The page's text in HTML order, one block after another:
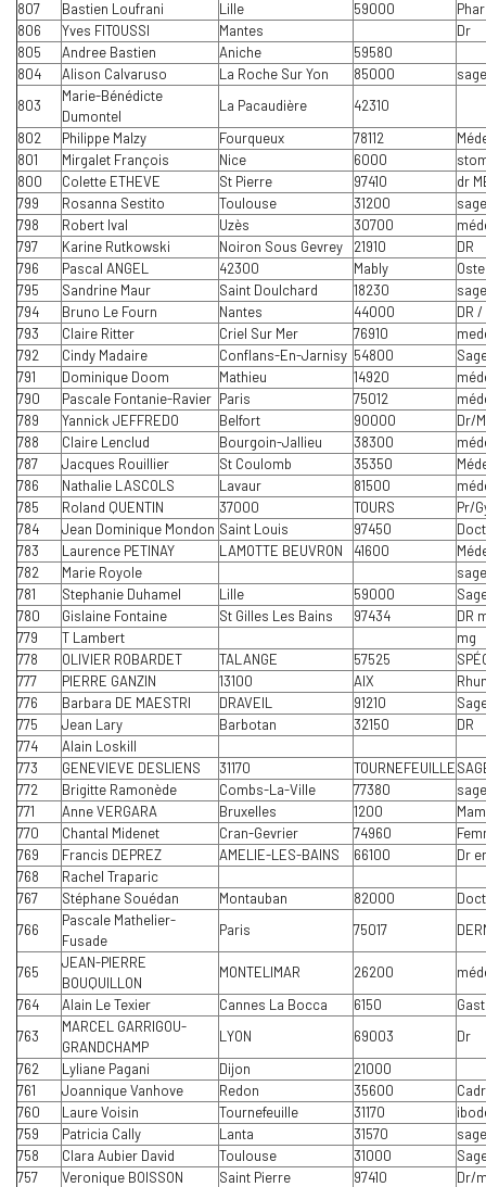
807 Bastien Loufrani Lille 59000
806
Yves FITOUSSI Mantes
Dr
805
Andree Bastien Aniche
59580
804
Alison Calvaruso La Roche Sur Yon 85000
803
Marie-Bénédicte
Dumontel
La Pacaudière
42310
802
Philippe Malzy Fourqueux 78112
801
Mirgalet François Nice 6000
800
Colette ETHEVE St Pierre 97410
dr
799
Rosanna Sestito Toulouse 31200
798
Robert Ival Uzès 30700
797
Karine Rutkowski Noiron Sous Gevrey 21910
DR
796
Pascal ANGEL 42300 Mably
795
Sandrine Maur Saint Doulchard 18230
794
Bruno Le Fourn Nantes 44000
DR
793
Claire Ritter Criel Sur Mer 76910
792
Cindy Madaire Conflans-En-Jarnisy 54800
791
Dominique Doom Mathieu 14920
790
Pascale Fontanie-Ravier Paris 75012
789
Yannick JEFFREDO Belfort 90000
Dr/
788
Claire Lenclud Bourgoin-Jallieu 38300
787
Jacques Rouillier St Coulomb 35350
786
Nathalie LASCOLS Lavaur 81500
785
Roland QUENTIN 37000 TOURS
Pr/
784
Jean Dominique Mondon Saint Louis 97450
783
Laurence PETINAY LAMOTTE BEUVRON 41600
782
Marie Royole
781
Stephanie Duhamel Lille 59000
780
Gislaine Fontaine St Gilles Les Bains 97434
DR
779
T Lambert
mg
778
OLIVIER ROBARDET TALANGE 57525
777
PIERRE GANZIN 13100 AIX
776
Barbara DE MAESTRI DRAVEIL 91210
775
Jean Lary Barbotan 32150
DR
774
Alain Loskill
773
GENEVIEVE DESLIENS 31170 TOURNEFEUILLE
772
Brigitte Ramonède Combs-La-Ville 77380
771
Anne VERGARA Bruxelles 1200
770
Chantal Midenet Cran-Gevrier 74960
769
Francis DEPREZ AMELIE-LES-BAINS 66100
Dr
768
Rachel Traparic
767
Stéphane Souédan Montauban 82000
766
Pascale Mathelier-
Fusade
Paris 75017
765
JEAN-PIERRE
BOUQUILLON
MONTELIMAR 26200
764
Alain Le Texier Cannes La Bocca 6150
763
MARCEL GARRIGOU-
GRANDCHAMP
LYON 69003
Dr
762
Lyliane Pagani Dijon
21000
761
Joannique Vanhove Redon 35600
760
Laure Voisin Tournefeuille 31170
759
Patricia Cally Lanta 31570
758
Clara Aubier David Toulouse 31000
757
Veronique BOISSON Saint Pierre 97410
Dr/